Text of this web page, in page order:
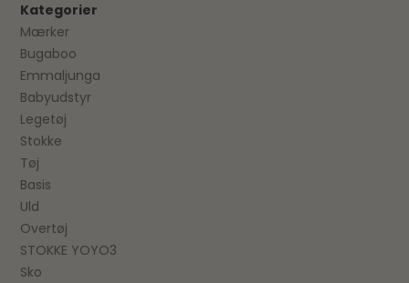
Kategorier
Mærker
Bugaboo
Emmaljunga
Babyudstyr
Legetøj
Stokke
Tøj
Basis
Uld
Overtøj
STOKKE YOYO3
Sko